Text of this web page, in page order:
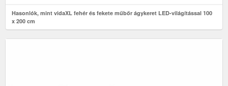
Hasonlók, mint vidaXL fehér és fekete műbőr ágykeret LED-világítással 100
x 200 cm